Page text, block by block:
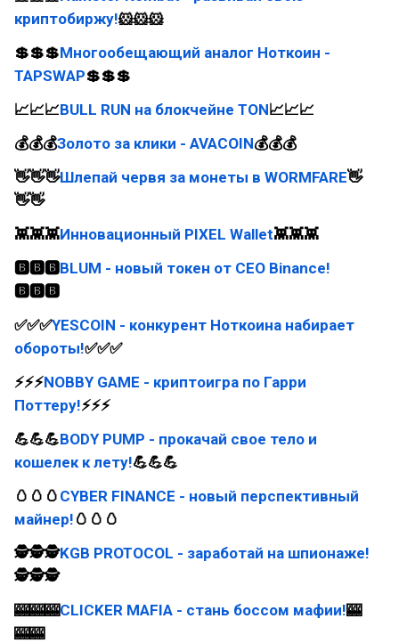
криптобиржу!🐹🐹🐹
💲💲💲Многообещающий аналог Ноткоин -
TAPSWAP💲💲💲
📈📈📈BULL RUN на блокчейне TON📈📈📈
💰💰💰Золото за клики - AVACOIN💰💰💰
👋👋👋Шлепай червя за монеты в WORMFARE👋
👋👋
👾👾👾Инновационный PIXEL Wallet👾👾👾
🅱🅱🅱BLUM - новый токен от CEO Binance!
🅱🅱🅱
✅✅✅YESCOIN - конкурент Ноткоина набирает
обороты!✅✅✅
⚡⚡⚡NOBBY GAME - криптоигра по Гарри
Поттеру!⚡⚡⚡
💪💪💪BODY PUMP - прокачай свое тело и
кошелек к лету!💪💪💪
🥚🥚🥚 CYBER FINANCE - новый перспективный
майнер! 🥚🥚🥚
🕵🕵🕵KGB PROTOCOL - заработай на шпионаже!
🕵🕵🕵
🎰🎰🎰CLICKER MAFIA - стань боссом мафии!🎰
🎰🎰